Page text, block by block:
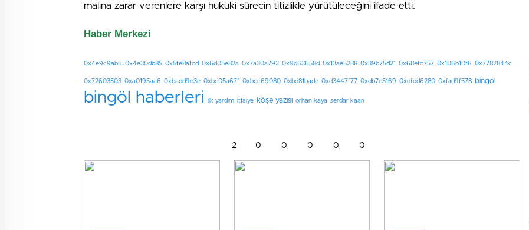
malına zarar verenlere karşı hukuki sürecin titizlikle yürütüleceğini ifade etti.
Haber Merkezi
0x4e9c9ab6 0x4e30db85 0x5fe8a1cd 0x6d05e82a 0x7a30a792 0x9d63658d 0x13ae5288 0x39b75d21 0x68efc757 0x106b10f6 0x7782844c
0x72603503 0xa0195aa6 0xbadd9e3e 0xbc05a67f 0xbcc69080 0xbd81bade 0xd3447f77 0xdb7c5169 0xdfdd6280 0xfad9f578 bingöl
bingöl haberleri ilk yardım itfaiye köşe yazısı orhan kaya serdar kaan
2 0 0 0 0 0